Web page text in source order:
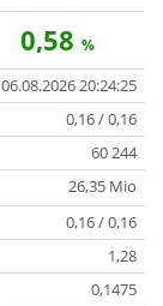
0,58 %
06.08.2026 20:24:25
0,16 / 0,16
60 244
26,35 Mio
0,16 / 0,16
1,28
0,1475